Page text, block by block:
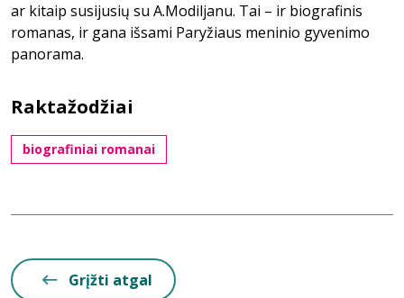
ar kitaip susijusių su A.Modiljanu. Tai – ir biografinis
romanas, ir gana išsami Paryžiaus meninio gyvenimo
panorama.
Raktažodžiai
biografiniai romanai
Grįžti atgal